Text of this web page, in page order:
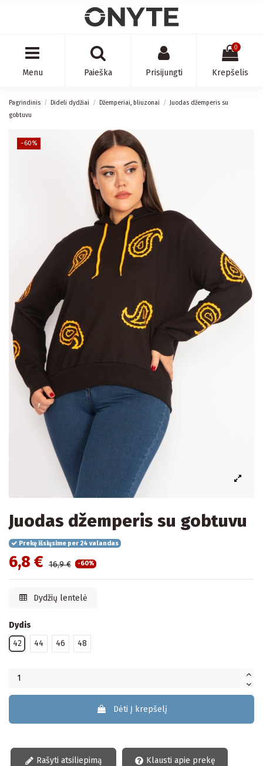
Menu Paieška Prisijungti
0
Krepšelis
Pagrindinis Dideli dydžiai Džemperiai, bliuzonai
Juodas džemperis su
gobtuvu
−60%
Juodas džemperis su gobtuvu
Prekę išsiųsime per 24 valandas
6,8 € 16,9 € -60%
Dydžių lentelė
Dydis
42
44 46 48
Dėti Į krepšelį
Rašyti atsiliepimą Klausti apie prekę